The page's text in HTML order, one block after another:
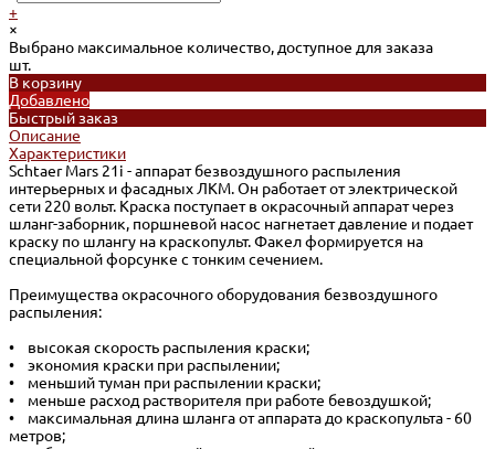
+
×
Выбрано максимальное количество, доступное для заказа
шт.
В корзину
Добавлено
Быстрый заказ
Описание
Характеристики
Schtaer Mars 21i - аппарат безвоздушного распыления
интерьерных и фасадных ЛКМ. Он работает от электрической
сети 220 вольт. Краска поступает в окрасочный аппарат через
шланг-заборник, поршневой насос нагнетает давление и подает
краску по шлангу на краскопульт. Факел формируется на
специальной форсунке с тонким сечением.
Преимущества окрасочного оборудования безвоздушного
распыления:
• высокая скорость распыления краски;
• экономия краски при распылении;
• меньший туман при распылении краски;
• меньше расход растворителя при работе бевоздушкой;
• максимальная длина шланга от аппарата до краскопульта - 60
метров;